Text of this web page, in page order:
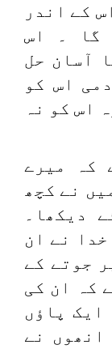
کے اندر
گا ۔ اس
آسان حل
اس کو
اس کو نہ
کہ میرے
نے کچھ
دیکھا۔
نے ان
جوتے کے
کہ ان کی
ایک پاؤں
انھوں نے